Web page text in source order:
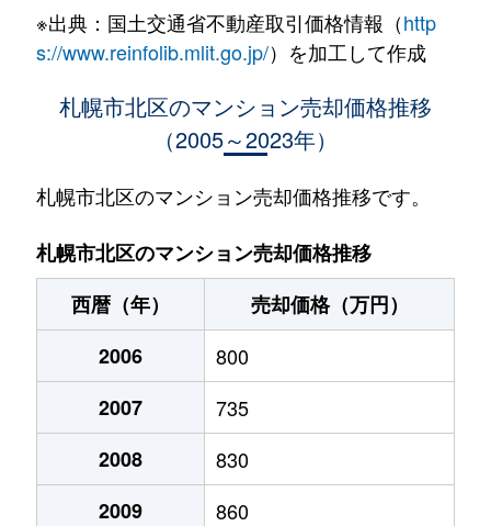
あいの里２条
400万円 あいの里教育大
720万円 あいの里教育大
あいの里２条
550万円 あいの里教育大
あいの里２条
200万円 あいの里教育大
あいの里２条
150万円 あいの里教育大
あいの里２条
700万円
あいの里２条
250万円
あいの里２条
150万円
あいの里２条
400万円
※出典：国土交通省不動産取引価格情報（http
s://www.reinfolib.mlit.go.jp/）を加工して作成
札幌市北区のマンション売却価格推移
（2005～2023年）
札幌市北区のマンション売却価格推移です。
札幌市北区のマンション売却価格推移
西暦（年）
売却価格（万円）
2006
800
2007
735
2008
830
2009
860